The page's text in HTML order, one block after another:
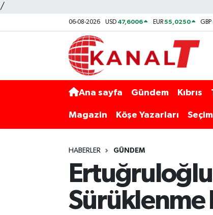
/
06-08-2026 USD 47,6006 EUR55,0250 GBP
Ana sayfa Gündem Kıbrıs
Magazin Köşe Yazarları
HABERLER GÜNDEM
Sürüklenme